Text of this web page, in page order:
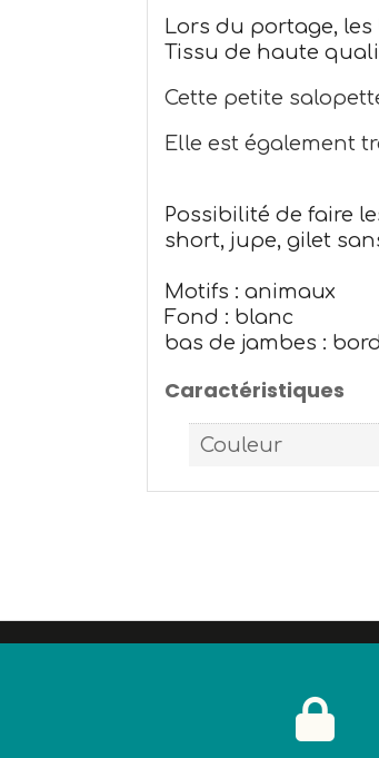
Lors du portage,
Tissu de haute
Cette petite
Elle est également
Possibilité de faire
short, jupe, gilet
Motifs : animaux
Fond : blanc
bas de jambes :
Caractéristiques
Couleur
